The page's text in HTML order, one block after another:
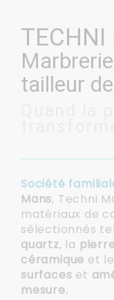
TECHNI
tailleur
Société
Mans, Techni
matériaux de
sélectionnés
quartz, la
céramique et le
surfaces et
mesure.